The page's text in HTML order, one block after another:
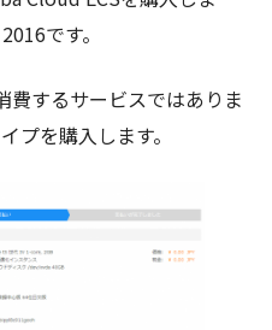
です。
費するサービスではありま
プを購入します。